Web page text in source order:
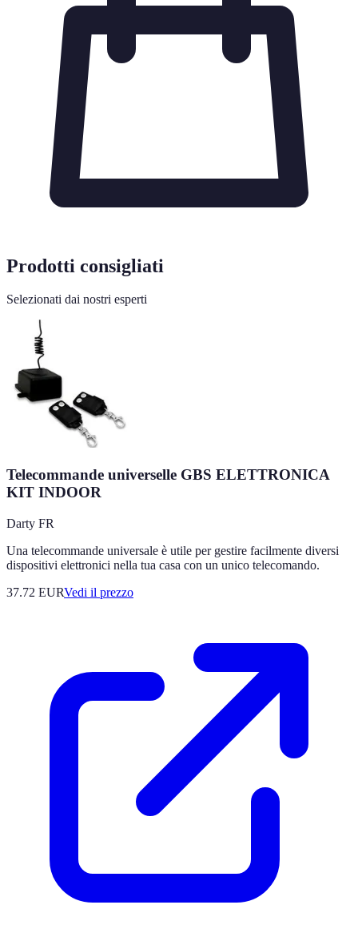
Prodotti consigliati
Selezionati dai nostri esperti
Telecommande universelle GBS ELETTRONICA
KIT INDOOR
Darty FR
Una telecommande universale è utile per gestire facilmente diversi
dispositivi elettronici nella tua casa con un unico telecomando.
37.72 EURVedi il prezzo